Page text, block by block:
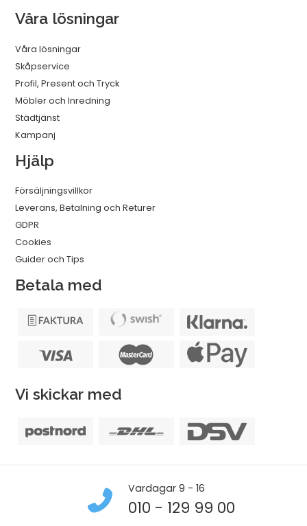
Våra lösningar
Våra lösningar
Skåpservice
Profil, Present och Tryck
Möbler och Inredning
Städtjänst
Kampanj
Hjälp
Försäljningsvillkor
Leverans, Betalning och Returer
GDPR
Cookies
Guider och Tips
Betala med
Vi skickar med
Vardagar 9 - 16
010 - 129 99 00